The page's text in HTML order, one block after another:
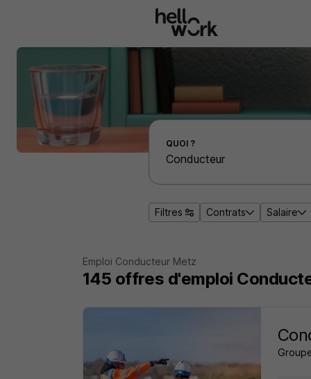
Effectuer une recherche d'emploi par localité
QUOI ?
Filtres Contrats Salaire
Emploi Conducteur Metz
145 offres d'emploi